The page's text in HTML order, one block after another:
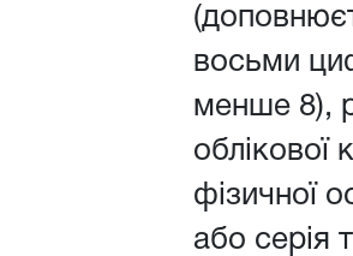
восьми
менше 8),
облікової
фізичної
або серія